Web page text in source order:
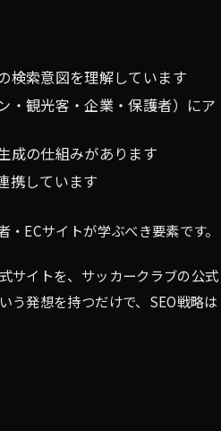
検索意図を理解しています
・観光客・企業・保護者）にア
成の仕組みがあります
携しています
ECサイトが学ぶべき要素です。
サイトを、サッカークラブの公式
う発想を持つだけで、SEO戦略は